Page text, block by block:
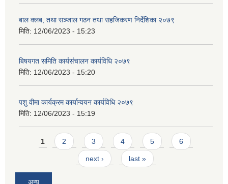
बाल क्लब, तथा सञ्जाल गठन तथा सहजिकरण निर्देशिका २०७९
मिति: 12/06/2023 - 15:23
बिषयगत समिति कार्यसंचालन कार्यविधि २०७९
मिति: 12/06/2023 - 15:20
पशु वीमा कार्यक्रम कार्यान्वयन कार्यविधि २०७९
मिति: 12/06/2023 - 15:19
Pages
1 2 3 4 5 6
next › last »
अन्य